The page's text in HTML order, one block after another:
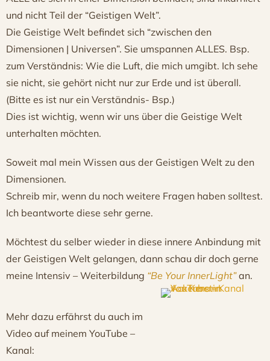
und nicht Teil der “Geistigen Welt”.
Die Geistige Welt befindet sich “zwischen den
Dimensionen | Universen”. Sie umspannen ALLES. Bsp.
zum Verständnis: Wie die Luft, die mich umgibt. Ich sehe
sie nicht, sie gehört nicht nur zur Erde und ist überall.
(Bitte es ist nur ein Verständnis- Bsp.)
Dies ist wichtig, wenn wir uns über die Geistige Welt
unterhalten möchten.
Soweit mal mein Wissen aus der Geistigen Welt zu den
Dimensionen.
Schreib mir, wenn du noch weitere Fragen haben solltest.
Ich beantworte diese sehr gerne.
Möchtest du selber wieder in diese innere Anbindung mit
der Geistigen Welt gelangen, dann schau dir doch gerne
meine Intensiv – Weiterbildung “Be Your InnerLight”an.
Mehr dazu erfährst du auch im
Video auf meinem YouTube –
Kanal: